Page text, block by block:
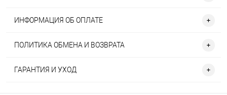
ИНФОРМАЦИЯ ОБ ОПЛАТЕ
ПОЛИТИКА ОБМЕНА И ВОЗВРАТА
ГАРАНТИЯ И УХОД